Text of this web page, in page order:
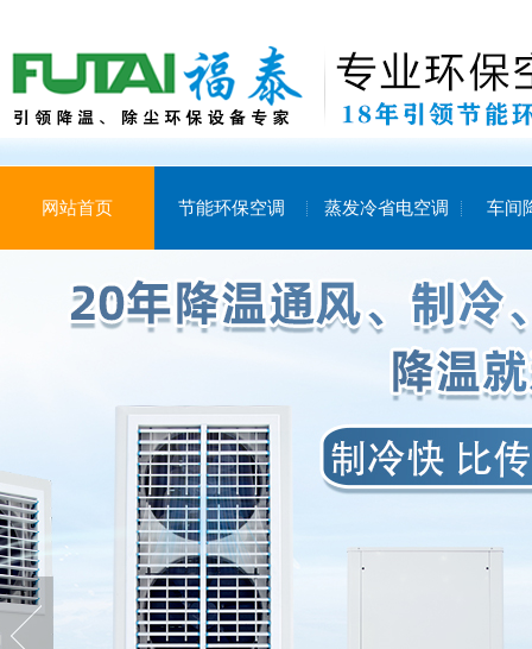
网站首页 节能环保空调 蒸发冷省电空调 车间